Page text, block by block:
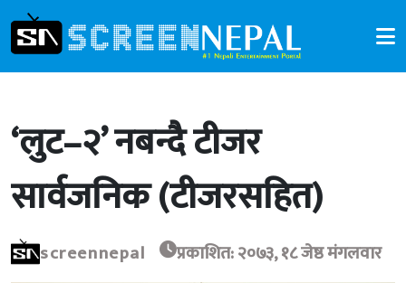
‘लुट–२’ नबन्दै टीजर
सार्वजनिक (टीजरसहित)
screennepal प्रकाशित: २०७३, १८ जेष्ठ मंगलवार